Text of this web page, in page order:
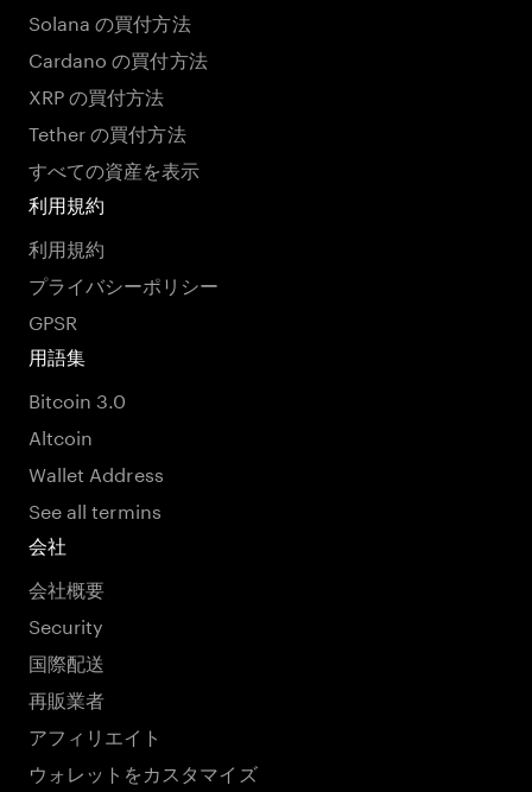
Solana の買付方法
Cardano の買付方法
XRP の買付方法
Tether の買付方法
すべての資産を表示
利用規約
利用規約
プライバシーポリシー
GPSR
用語集
Bitcoin 3.0
Altcoin
Wallet Address
See all termins
会社
会社概要
Security
国際配送
再販業者
アフィリエイト
ウォレットをカスタマイズ